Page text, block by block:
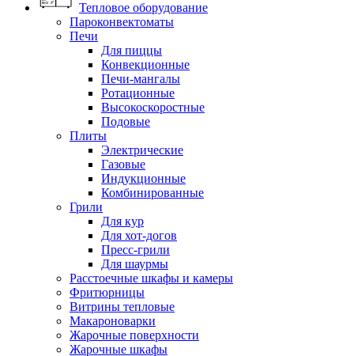
Тепловое оборудование
Пароконвектоматы
Печи
Для пиццы
Конвекционные
Печи-мангалы
Ротационные
Высокоскоростные
Подовые
Плиты
Электрические
Газовые
Индукционные
Комбинированные
Грили
Для кур
Для хот-догов
Пресс-грили
Для шаурмы
Расстоечные шкафы и камеры
Фритюрницы
Витрины тепловые
Макароноварки
Жарочные поверхности
Жарочные шкафы